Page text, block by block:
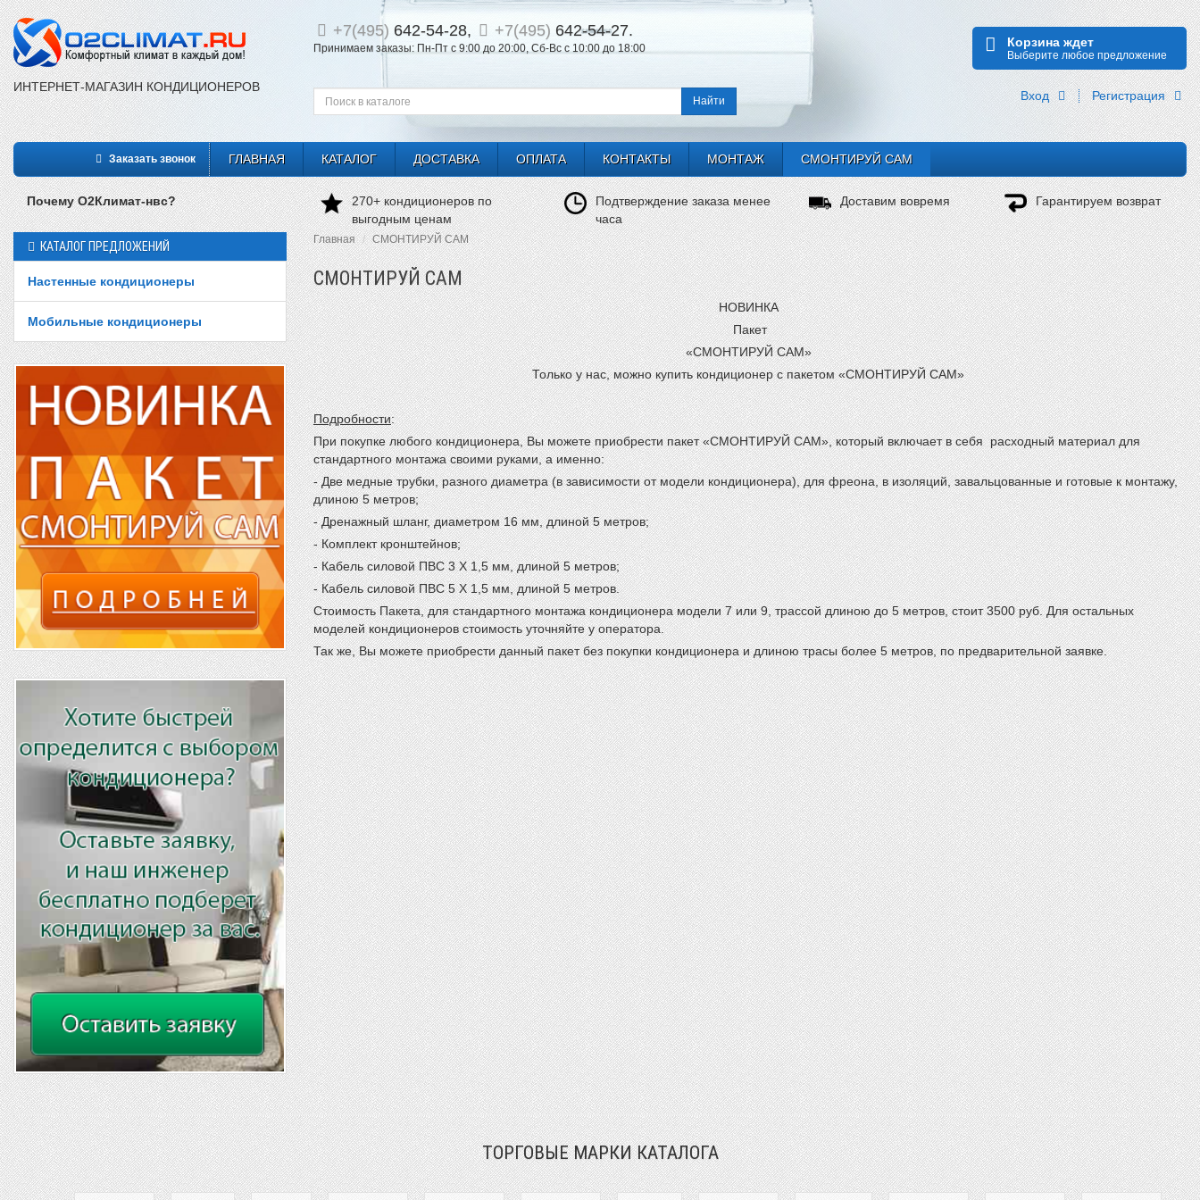
ИНТЕРНЕТ-МАГАЗИН КОНДИЦИОНЕРОВ
+7(495) 642-54-28, +7(495) 642-54-27.
Принимаем заказы: Пн-Пт с 9:00 до 20:00, Сб-Вс с 10:00 до 18:00 Корзина ждет
Выберите любое предложение
Найти Вход Регистрация
Заказать звонок ГЛАВНАЯ КАТАЛОГ ДОСТАВКА ОПЛАТА КОНТАКТЫ МОНТАЖ СМОНТИРУЙ САМ
Почему О2Климат-нвс?
270+ кондиционеров по
выгодным ценам
Подтверждение заказа менее
часа
Доставим вовремя Гарантируем возврат
КАТАЛОГ ПРЕДЛОЖЕНИЙ
Настенные кондиционеры
Мобильные кондиционеры
Главная СМОНТИРУЙ САМ
СМОНТИРУЙ САМ
НОВИНКА
Пакет
«СМОНТИРУЙ САМ»
Только у нас, можно купить кондиционер с пакетом «СМОНТИРУЙ САМ»
Подробности:
При покупке любого кондиционера, Вы можете приобрести пакет «СМОНТИРУЙ САМ», который включает в себя расходный материал для
стандартного монтажа своими руками, а именно:
- Две медные трубки, разного диаметра (в зависимости от модели кондиционера), для фреона, в изоляций, завальцованные и готовые к монтажу,
длиною 5 метров;
- Дренажный шланг, диаметром 16 мм, длиной 5 метров;
- Комплект кронштейнов;
- Кабель силовой ПВС 3 Х 1,5 мм, длиной 5 метров;
- Кабель силовой ПВС 5 Х 1,5 мм, длиной 5 метров.
Стоимость Пакета, для стандартного монтажа кондиционера модели 7 или 9, трассой длиною до 5 метров, стоит 3500 руб. Для остальных
моделей кондиционеров стоимость уточняйте у оператора.
Так же, Вы можете приобрести данный пакет без покупки кондиционера и длиною трасы более 5 метров, по предварительной заявке.
ТОРГОВЫЕ МАРКИ КАТАЛОГА